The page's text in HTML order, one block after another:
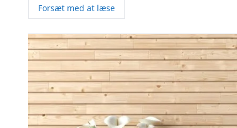
Forsæt med at læse